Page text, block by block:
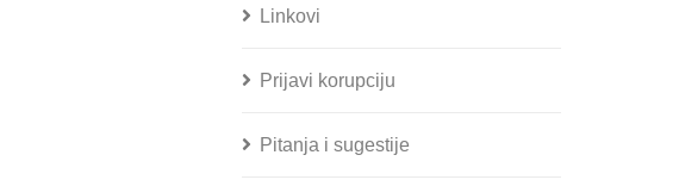
Linkovi
Prijavi korupciju
Pitanja i sugestije